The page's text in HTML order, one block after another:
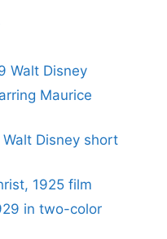
Walt Disney
Maurice
Walt Disney short
1925 film
in two-color